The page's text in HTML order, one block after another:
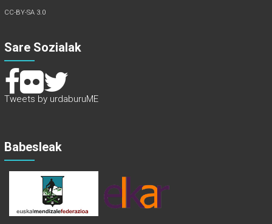
CC-BY-SA 3.0
Sare Sozialak
Tweets by urdaburuME
Babesleak